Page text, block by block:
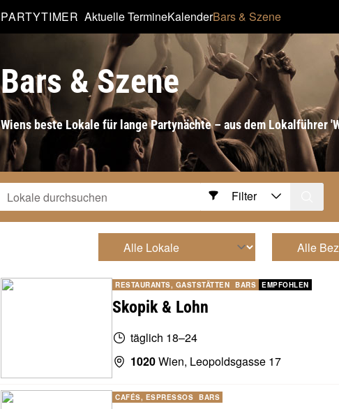
PARTYTIMER Aktuelle TermineKalenderBars & Szene
Bars & Szene
Wiens beste Lokale für lange Partynächte – aus dem Lokalführer
Filter
RESTAURANTS, GASTSTÄTTEN BARS EMPFOHLEN
Skopik & Lohn
täglich 18–24
1020Wien, Leopoldsgasse 17
CAFÉS, ESPRESSOS BARS